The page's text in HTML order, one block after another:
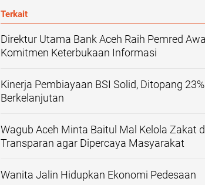
Terkait
Direktur Utama Bank Aceh Raih Pemred
Komitmen Keterbukaan Informasi
Kinerja Pembiayaan BSI Solid, Ditopang
Berkelanjutan
Wagub Aceh Minta Baitul Mal Kelola Zakat
Transparan agar Dipercaya Masyarakat
Wanita Jalin Hidupkan Ekonomi Pedesaan